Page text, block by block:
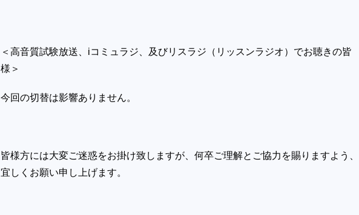
＜高音質試験放送、iコミュラジ、及びリスラジ（リッスンラジオ）でお聴きの皆
様＞
今回の切替は影響ありません。
皆様方には大変ご迷惑をお掛け致しますが、何卒ご理解とご協力を賜りますよう、
宜しくお願い申し上げます。